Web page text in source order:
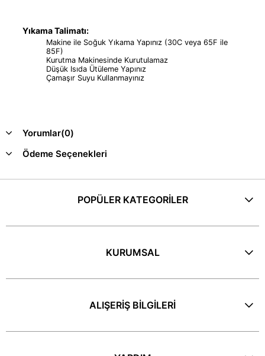
Yıkama Talimatı:
Makine ile Soğuk Yıkama Yapınız (30C veya 65F ile
85F)
Kurutma Makinesinde Kurutulamaz
Düşük Isıda Ütüleme Yapınız
Çamaşır Suyu Kullanmayınız
Yorumlar(0)
Ödeme Seçenekleri
POPÜLER KATEGORİLER
KURUMSAL
ALIŞERİŞ BİLGİLERİ